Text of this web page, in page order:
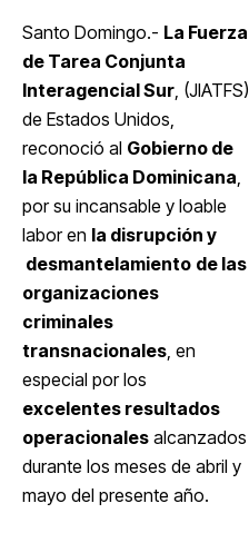
Santo Domingo.- La Fuerza
de Tarea Conjunta
Interagencial Sur, (JIATFS)
de Estados Unidos,
reconoció al Gobierno de
la República Dominicana,
por su incansable y loable
labor en la disrupción y
desmantelamiento de las
organizaciones
criminales
transnacionales, en
especial por los
excelentes resultados
operacionales alcanzados
durante los meses de abril y
mayo del presente año.